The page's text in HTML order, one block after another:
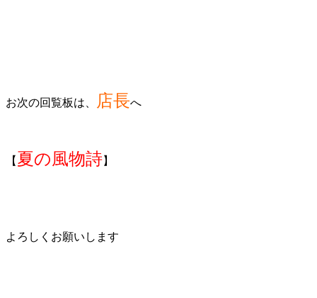
お次の回覧板は、 店長へ
【 夏の風物詩】
よろしくお願いします